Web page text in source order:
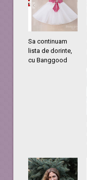
Sa continuam
lista de dorinte,
cu Banggood